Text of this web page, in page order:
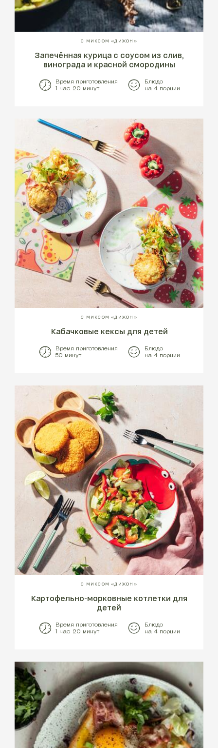
С МИКСОМ «ДИЖОН»
Запечённая курица с соусом из слив,
винограда и красной смородины
Время приготовления
1 час 20 минут
Блюдо
на 4 порции
С МИКСОМ «ДИЖОН»
Кабачковые кексы для детей
Время приготовления
50 минут
Блюдо
на 4 порции
С МИКСОМ «ДИЖОН»
Картофельно-морковные котлетки для
детей
Время приготовления
1 час 20 минут
Блюдо
на 4 порции